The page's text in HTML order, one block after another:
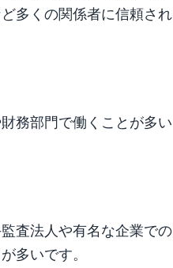
多くの関係者に信頼され
務部門で働くことが多い
査法人や有名な企業での
多いです。